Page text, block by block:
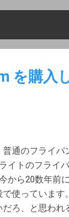
を購入
通のフライパ
イトのフライ
から20数年前
使っています
ろ、と思われ